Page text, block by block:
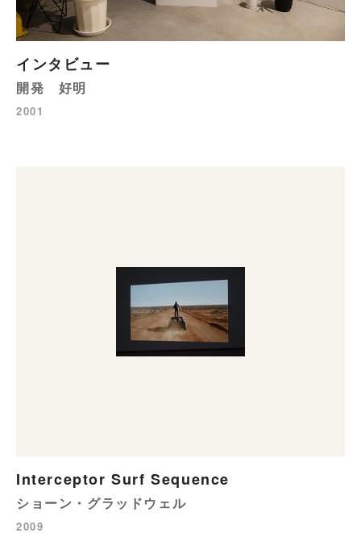
インタビュー
開発 好明
2001
Interceptor Surf Sequence
ショーン・グラッドウェル
2009